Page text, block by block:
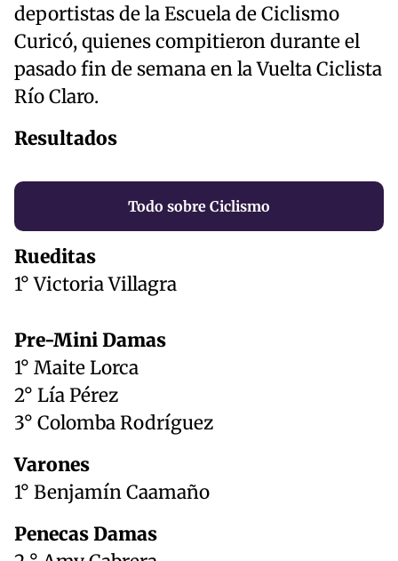
deportistas de la Escuela de Ciclismo
Curicó, quienes compitieron durante el
pasado fin de semana en la Vuelta Ciclista
Río Claro.
Resultados
Todo sobre Ciclismo
Rueditas
1° Victoria Villagra
Pre-Mini Damas
1° Maite Lorca
2° Lía Pérez
3° Colomba Rodríguez
Varones
1° Benjamín Caamaño
Penecas Damas